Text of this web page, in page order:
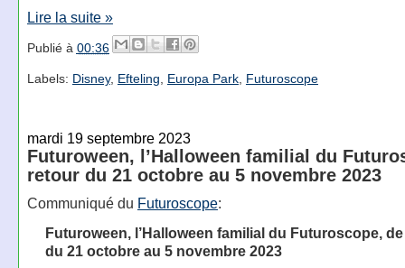
Lire la suite »
Publié à 00:36
Labels: Disney, Efteling, Europa Park, Futuroscope
mardi 19 septembre 2023
Futuroween, l’Halloween familial du
retour du 21 octobre au 5 novembre 2023
Communiqué du Futuroscope:
Futuroween, l’Halloween familial du Futuroscope,
du 21 octobre au 5 novembre 2023